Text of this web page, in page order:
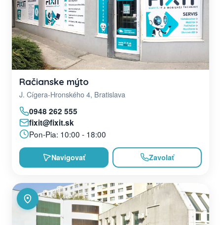
Račianske mýto
J. Cígera-Hronského 4, Bratislava
0948 262 555
fixit@fixit.sk
Pon-Pia: 10:00 - 18:00
Navigovať Zavolať